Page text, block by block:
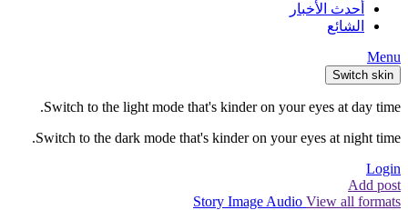
أحدث الأخبار
الشائع
Menu
Switch skin
Switch to the light mode that's kinder on your eyes at day time.
Switch to the dark mode that's kinder on your eyes at night time.
Login
Add post
Story Image Audio View all formats